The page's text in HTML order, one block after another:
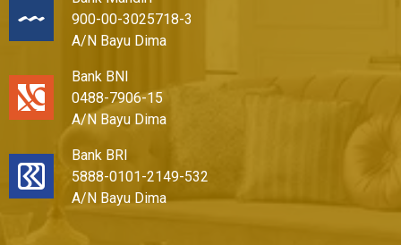
900-00-3025718-3
A/N Bayu Dima
Bank BNI
0488-7906-15
A/N Bayu Dima
Bank BRI
5888-0101-2149-532
A/N Bayu Dima